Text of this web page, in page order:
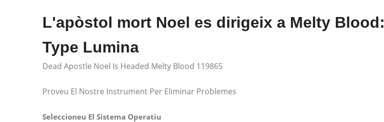
L'apòstol mort Noel es dirigeix ​​a Melty Blood:
Type Lumina
Dead Apostle Noel Is Headed Melty Blood 119865
Proveu El Nostre Instrument Per Eliminar Problemes
Seleccioneu El Sistema Operatiu